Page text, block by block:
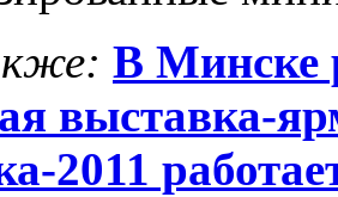
В Минске
выставка-
2011